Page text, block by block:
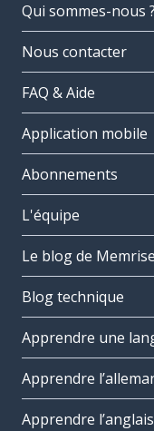
Qui sommes-nous ?
Nous contacter
FAQ & Aide
Application mobile
Abonnements
L'équipe
Le blog de Memrise
Blog technique
Apprendre une
Apprendre
Apprendre l’anglais